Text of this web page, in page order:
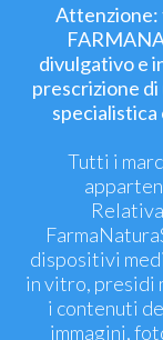
Attenzione:
divulgativo e
prescrizione
Tutti i
dispositivi
in vitro, presidi
i contenuti
immagini,